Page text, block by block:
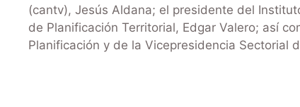
(cantv), Jesús Aldana; el presidente del
de Planificación Territorial, Edgar Valero; así
Planificación y de la Vicepresidencia Sectorial